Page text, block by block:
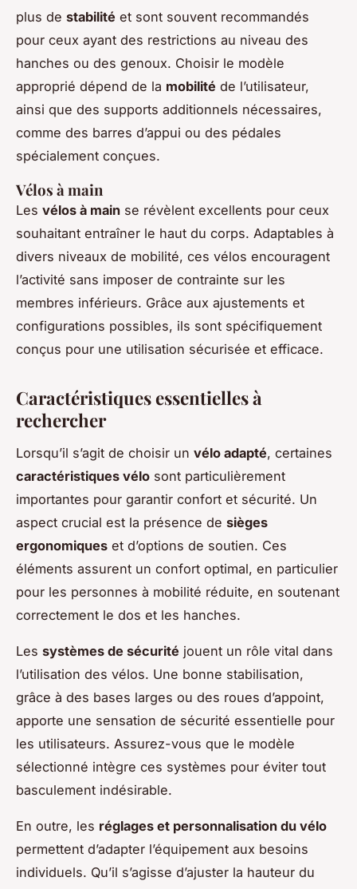
plus de stabilité et sont souvent recommandés
pour ceux ayant des restrictions au niveau des
hanches ou des genoux. Choisir le modèle
approprié dépend de la mobilité de l’utilisateur,
ainsi que des supports additionnels nécessaires,
comme des barres d’appui ou des pédales
spécialement conçues.
Vélos à main
Les vélos à main se révèlent excellents pour ceux
souhaitant entraîner le haut du corps. Adaptables à
divers niveaux de mobilité, ces vélos encouragent
l’activité sans imposer de contrainte sur les
membres inférieurs. Grâce aux ajustements et
configurations possibles, ils sont spécifiquement
conçus pour une utilisation sécurisée et efficace.
Caractéristiques essentielles à
rechercher
Lorsqu’il s’agit de choisir un vélo adapté, certaines
caractéristiques vélo sont particulièrement
importantes pour garantir confort et sécurité. Un
aspect crucial est la présence de sièges
ergonomiques et d’options de soutien. Ces
éléments assurent un confort optimal, en particulier
pour les personnes à mobilité réduite, en soutenant
correctement le dos et les hanches.
Les systèmes de sécurité jouent un rôle vital dans
l’utilisation des vélos. Une bonne stabilisation,
grâce à des bases larges ou des roues d’appoint,
apporte une sensation de sécurité essentielle pour
les utilisateurs. Assurez-vous que le modèle
sélectionné intègre ces systèmes pour éviter tout
basculement indésirable.
En outre, les réglages et personnalisation du vélo
permettent d’adapter l’équipement aux besoins
individuels. Qu’il s’agisse d’ajuster la hauteur du